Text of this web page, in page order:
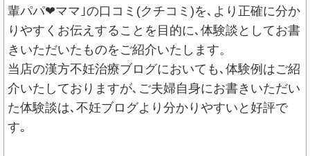
輩パパ❤︎ママ｣の口コミ(クチコミ)を､より正確に分か
りやすくお伝えすることを目的に､体験談としてお書
きいただいたものをご紹介いたします。
当店の漢方不妊治療ブログにおいても､体験例はご紹
介いたしておりますが､ご夫婦自身にお書きいただい
た体験談は､不妊ブログより分かりやすいと好評で
す｡